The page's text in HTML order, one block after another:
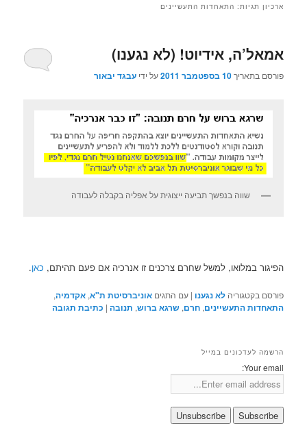
ארכיון תגיות: התאחדות התעשיינים
אמאל’ה, אידיוט! (לא נגענו)
פורסם בתאריך10 בספטמבר 2011 על ידיעבגד יבאור
שווה בנפשך תביעה ייצוגית על אפליה בקבלה לעבודה
הפיגור במלואו, למשל שחרם צרכנים זו אנרכיה אם פעם תהיתם, כאן.
פורסם בקטגוריה לא נגענו |עם התגים אוניברסיטת ת"א,אקדמיה,
התאחדות התעשיינים,חרם,שרגא ברוש, תנובה | כתיבת תגובה
הרשמה לעדכונים במייל
Your email: